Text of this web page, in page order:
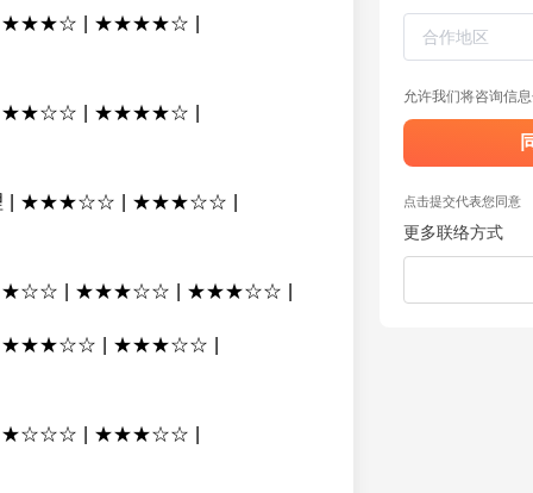
★★★★☆ | ★★★★☆ |
★★★☆☆ | ★★★★☆ |
理 | ★★★☆☆ | ★★★☆☆ |
| ★★★☆☆ | ★★★☆☆ |
| ★★★☆☆ | ★★★☆☆ |
★★☆☆☆ | ★★★☆☆ |
允许我们将咨询信
点击提交代表您同意
更多联络方式